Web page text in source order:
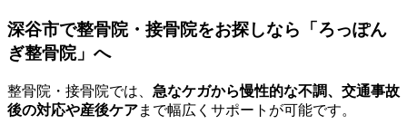
深谷市で整骨院・接骨院をお探しなら「ろっぽん
ぎ整骨院」へ
整骨院・接骨院では、 急なケガから慢性的な不調、交通事故
後の対応や産後ケアまで幅広くサポートが可能です。